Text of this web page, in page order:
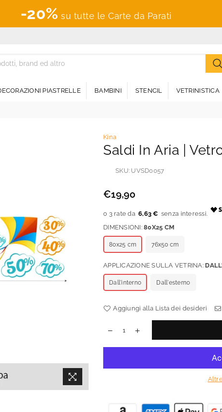
-20% su tutte le Carte da Parati
PIASTRELLE BAMBINI STENCIL VETRINISTICA
Kina
Saldi In Aria |
SKU: UVSD0057
Prezzo
€19,90
6,63 €
DIMENSIONI:80X25 CM
80x25 cm 76x50 cm
APPLICAZIONE SULLA VETRINA:
Dall'interno Dall'esterno
Aggiungi alla Lista dei desideri